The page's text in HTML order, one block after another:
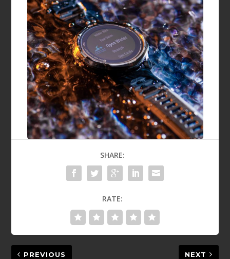
SHARE:
RATE:
PREVIOUS NEXT